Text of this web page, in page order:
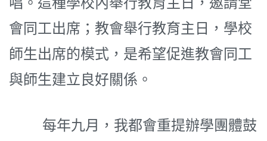
會同工出席；教會舉行教育主日，學校
師生出席的模式，是希望促進教會同工
與師生建立良好關係。
每年九月，我都會重提辦學團體鼓